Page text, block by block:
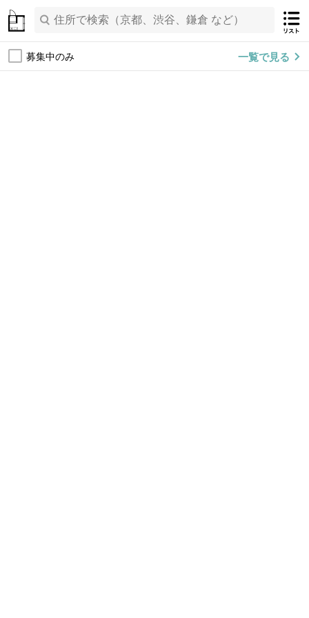
募集中のみ 一覧で見る